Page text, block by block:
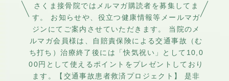
さくま接骨院ではメルマガ購読者を募集してま
す。 お知らせや、役立つ健康情報等メールマガ
ジンにてご案内させていただきます。 当院のメ
ルマガ会員様は、自賠責保険による交通事故（む
ち打ち）治療終了後には「快気祝い」として10,0
00円として使えるポイントをプレゼントしており
ます。【交通事故患者救済プロジェクト】 是非